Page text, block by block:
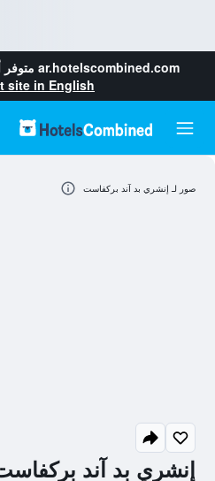
ar.hotelscombined.com متوفر
site in English
إنشري بد آند
صور لـ إنشري بد آند بركفاست